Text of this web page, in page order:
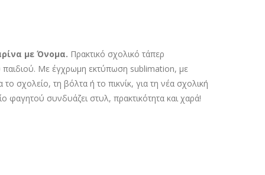
με Όνομα. Πρακτικό σχολικό τάπερ
Με έγχρωμη εκτύπωση sublimation, με
σχολείο, τη βόλτα ή το πικνίκ, για τη νέα σχολική
συνδυάζει στυλ, πρακτικότητα και χαρά!